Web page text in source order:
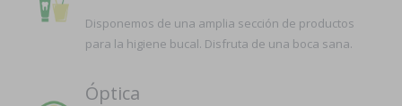
Disponemos de una amplia sección de productos
para la higiene bucal. Disfruta de una boca sana.
Óptica